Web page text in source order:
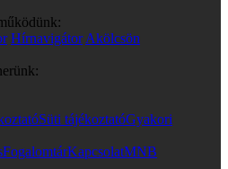
Hírnavigátor Akölcsön
Süti tájékoztatóGyakori
FogalomtárKapcsolatMNB